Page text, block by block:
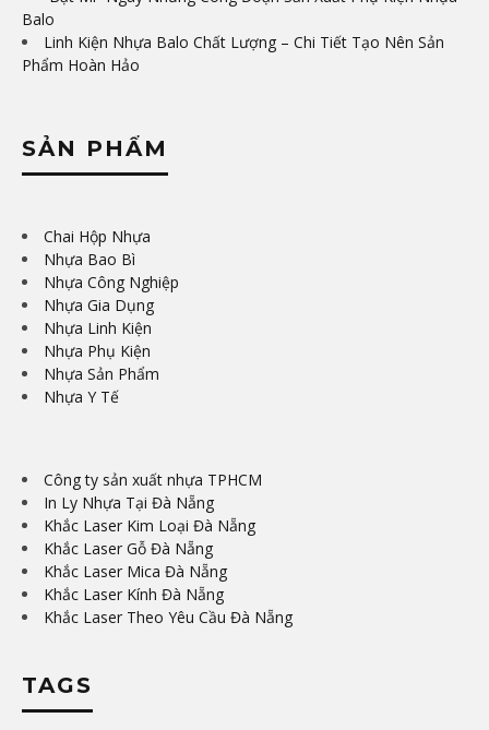
Balo
Linh Kiện Nhựa Balo Chất Lượng – Chi Tiết Tạo Nên Sản
Phẩm Hoàn Hảo
SẢN PHẨM
Chai Hộp Nhựa
Nhựa Bao Bì
Nhựa Công Nghiệp
Nhựa Gia Dụng
Nhựa Linh Kiện
Nhựa Phụ Kiện
Nhựa Sản Phẩm
Nhựa Y Tế
Công ty sản xuất nhựa TPHCM
In Ly Nhựa Tại Đà Nẵng
Khắc Laser Kim Loại Đà Nẵng
Khắc Laser Gỗ Đà Nẵng
Khắc Laser Mica Đà Nẵng
Khắc Laser Kính Đà Nẵng
Khắc Laser Theo Yêu Cầu Đà Nẵng
TAGS